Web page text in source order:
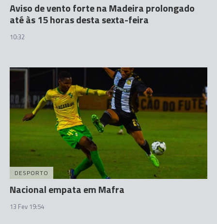
Aviso de vento forte na Madeira prolongado
até às 15 horas desta sexta-feira
10:32
DESPORTO
Nacional empata em Mafra
13 Fev 19:54